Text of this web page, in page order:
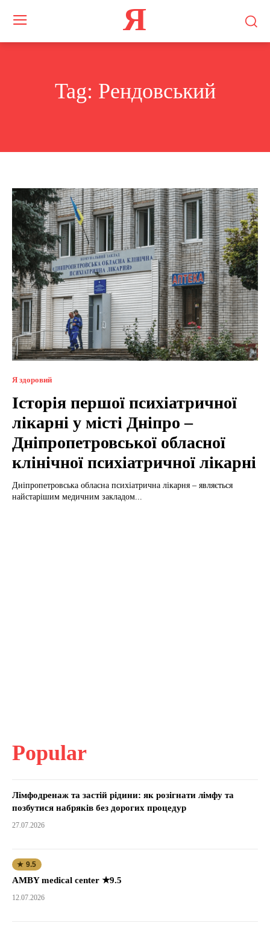
Я
Tag: Рендовський
Я здоровий
Історія першої психіатричної
лікарні у місті Дніпро –
Дніпропетровської обласної
клінічної психіатричної лікарні
Дніпропетровська обласна психіатрична лікарня – являється
найстарішим медичним закладом...
Popular
Лімфодренаж та застій рідини: як розігнати лімфу та
позбутися набряків без дорогих процедур
27.07.2026
★ 9.5
AMBY medical center ★9.5
12.07.2026